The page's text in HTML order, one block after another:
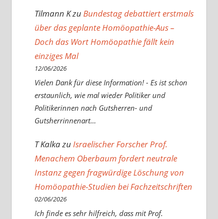
Tilmann Kzu Bundestag debattiert erstmals
über das geplante Homöopathie-Aus –
Doch das Wort Homöopathie fällt kein
einziges Mal
12/06/2026
Vielen Dank für diese Information! - Es ist schon
erstaunlich, wie mal wieder Politiker und
Politikerinnen nach Gutsherren- und
Gutsherrinnenart…
T KalkazuIsraelischer Forscher Prof.
Menachem Oberbaum fordert neutrale
Instanz gegen fragwürdige Löschung von
Homöopathie-Studien bei Fachzeitschriften
02/06/2026
Ich finde es sehr hilfreich, dass mit Prof.